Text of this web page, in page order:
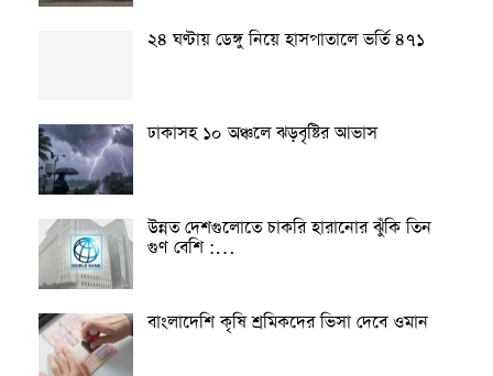
২৪ ঘণ্টায় ডেঙ্গু নিয়ে হাসপাতালে ভর্তি ৪৭১
ঢাকাসহ ১০ অঞ্চলে ঝড়বৃষ্টির আভাস
উন্নত দেশগুলোতে চাকরি হারানোর ঝুঁকি তিন
গুণ বেশি :…
বাংলাদেশি কৃষি শ্রমিকদের ভিসা দেবে ওমান